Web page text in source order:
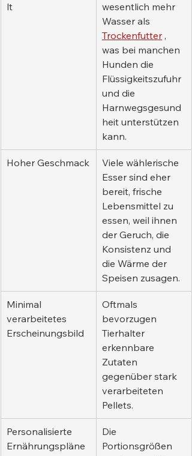
lt
wesentlich mehr
Wasser als
Trockenfutter ,
was bei manchen
Hunden die
Flüssigkeitszufuhr
und die
Harnwegsgesund
heit unterstützen
kann.
Hoher Geschmack
Viele wählerische
Esser sind eher
bereit, frische
Lebensmittel zu
essen, weil ihnen
der Geruch, die
Konsistenz und
die Wärme der
Speisen zusagen.
Minimal
verarbeitetes
Erscheinungsbild
Oftmals
bevorzugen
Tierhalter
erkennbare
Zutaten
gegenüber stark
verarbeiteten
Pellets.
Personalisierte
Ernährungspläne
Die
Portionsgrößen